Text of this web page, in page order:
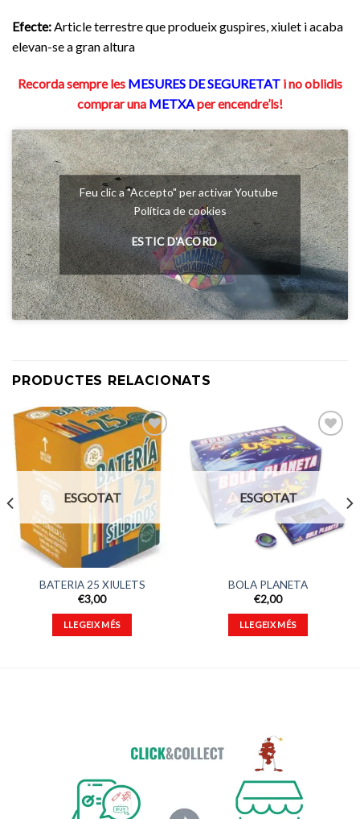
Efecte:Article terrestre que produeix guspires, xiulet i acaba
elevan-se a gran altura
Recorda sempre les MESURES DE SEGURETAT i no oblidis
comprar una METXAper encendre’ls!
Feu clic a "Accepto" per activar Youtube
Política de cookies
ESTIC D'ACORD
PRODUCTES RELACIONATS
Afegeix
a
favorits
ESGOTAT
BATERIA 25 XIULETS
€3,00
LLEGEIX MÉS
Afegeix
favorits
ESGOTAT
BOLA PLANETA
€2,00
LLEGEIX MÉS